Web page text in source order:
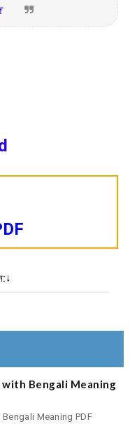
with Bengali Meaning
Meaning PDF